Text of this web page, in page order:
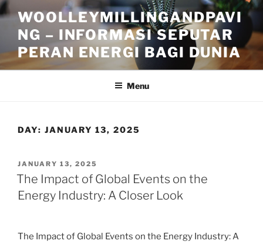
Skip
to
content
WOOLLEYMILLINGANDPAVI
NG – INFORMASI SEPUTAR
PERAN ENERGI BAGI DUNIA
Menu
DAY: JANUARY 13, 2025
POSTED
ON
JANUARY 13, 2025
The Impact of Global Events on the
Energy Industry: A Closer Look
The Impact of Global Events on the Energy Industry: A